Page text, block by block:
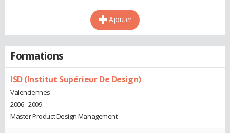
Ajouter
Formations
ISD (Institut Supérieur De Design)
Valenciennes
2006 - 2009
Master Product Design Management